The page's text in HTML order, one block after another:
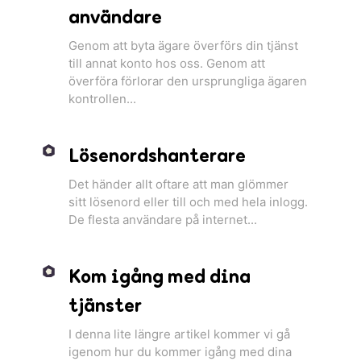
användare
Genom att byta ägare överförs din tjänst
till annat konto hos oss. Genom att
överföra förlorar den ursprungliga ägaren
kontrollen...
Lösenordshanterare
Det händer allt oftare att man glömmer
sitt lösenord eller till och med hela inlogg.
De flesta användare på internet...
Kom igång med dina
tjänster
I denna lite längre artikel kommer vi gå
igenom hur du kommer igång med dina